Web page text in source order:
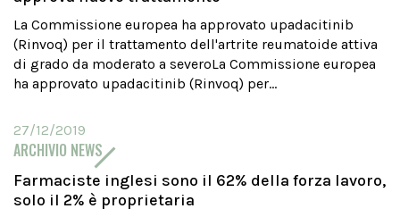
La Commissione europea ha approvato upadacitinib
(Rinvoq) per il trattamento dell'artrite reumatoide attiva
di grado da moderato a severoLa Commissione europea
ha approvato upadacitinib (Rinvoq) per...
27/12/2019
ARCHIVIO NEWS
Farmaciste inglesi sono il 62% della forza lavoro,
solo il 2% è proprietaria